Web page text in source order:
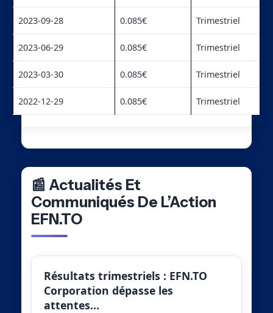
2023-09-28 0.085€ Trimestriel
2023-06-29 0.085€ Trimestriel
2023-03-30 0.085€ Trimestriel
2022-12-29 0.085€ Trimestriel
📰 Actualités Et
Communiqués De L’Action
EFN.TO
Résultats trimestriels : EFN.TO
Corporation dépasse les
attentes…